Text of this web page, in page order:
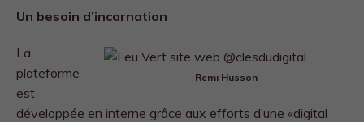
Un besoin d’incarnation
Remi Husson
La
plateforme
est
développée en interne grâce aux efforts d’une «digital